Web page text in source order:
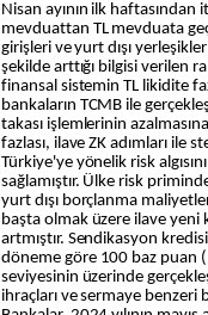
Nisan ayının ilk
mevduattan TL mevduata
girişleri ve yurt dışı
şekilde arttığı bilgisi verilen
finansal sistemin TL likidite
bankaların TCMB ile
takası işlemlerinin
fazlası, ilave ZK adımları ile
Türkiye'ye yönelik risk
sağlamıştır. Ülke risk
yurt dışı borçlanma
başta olmak üzere ilave yeni
artmıştır. Sendikasyon
döneme göre 100 baz puan
seviyesinin üzerinde
ihraçları ve sermaye benzeri